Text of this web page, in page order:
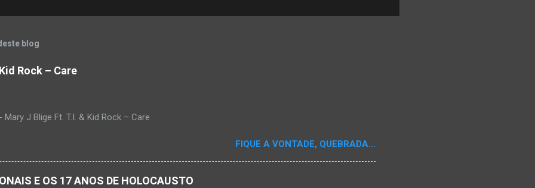
blog
Rock – Care
Mary J Blige Ft. T.I. & Kid Rock – Care
FIQUE A VONTADE, QUEBRADA...
E OS 17 ANOS DE HOLOCAUSTO